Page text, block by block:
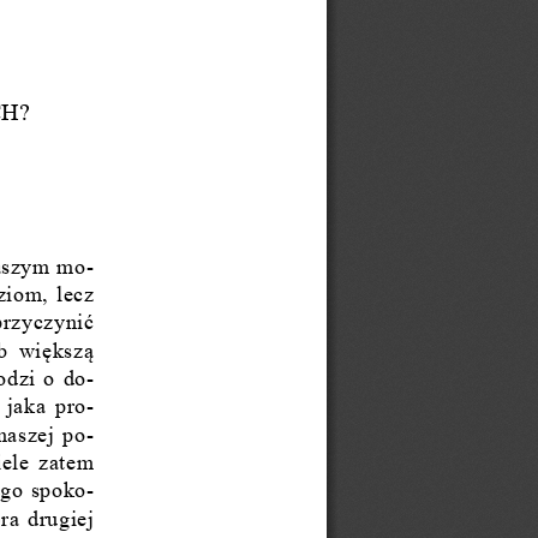
mo-
lecz
ć
wi
ększą
o do-
jaka  pro-
po-
zatem
spoko-
drugiej